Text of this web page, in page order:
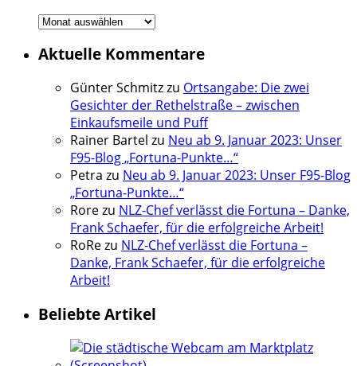
Ältere
Aktuelle Kommentare
Günter Schmitzzu Ortsangabe: Die zwei
Gesichter der Rethelstraße – zwischen
Einkaufsmeile und Puff
Rainer Bartel zu Neu ab 9. Januar 2023: Unser
F95-Blog „Fortuna-Punkte…“
Petra zu Neu ab 9. Januar 2023: Unser F95-Blog
„Fortuna-Punkte…“
Rorezu NLZ-Chef verlässt die Fortuna – Danke,
Frank Schaefer, für die erfolgreiche Arbeit!
RoRezu NLZ-Chef verlässt die Fortuna –
Danke, Frank Schaefer, für die erfolgreiche
Arbeit!
Beliebte Artikel